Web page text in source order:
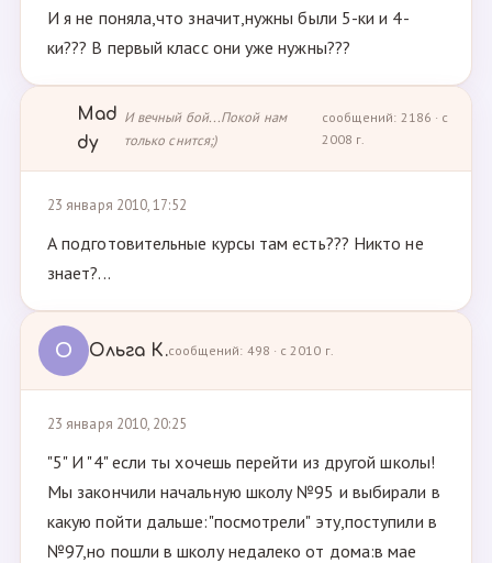
И я не поняла,что значит,нужны были 5-ки и 4-
ки??? В первый класс они уже нужны???
Mad
dy
И вечный бой...Покой нам
только снится;)
сообщений: 2186 · с
2008 г.
23 января 2010, 17:52
А подготовительные курсы там есть??? Никто не
знает?...
О Ольга К.сообщений: 498 · с 2010 г.
23 января 2010, 20:25
"5" И "4" если ты хочешь перейти из другой школы!
Мы закончили начальную школу №95 и выбирали в
какую пойти дальше:"посмотрели" эту,поступили в
№97,но пошли в школу недалеко от дома:в мае